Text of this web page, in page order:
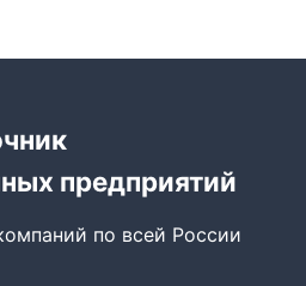
предприятий
по всей России